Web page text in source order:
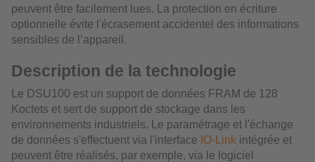
peuvent être facilement lues. La protection en écriture
optionnelle évite l'écrasement accidentel des informations
sensibles de l’appareil.
Description de la technologie
Le DSU100 est un support de données FRAM de 128
Koctets et sert de support de stockage dans les
environnements industriels. Le paramétrage et l'échange
de données s'effectuent via l'interface IO-Link intégrée et
peuvent être réalisés, par exemple, via le logiciel